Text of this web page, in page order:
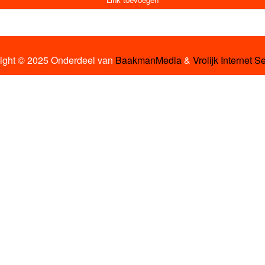
© 2025 Onderdeel van BaakmanMedia& Vrolijk Internet